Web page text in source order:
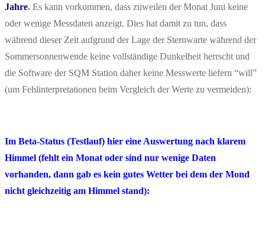
Jahre. Es kann vorkommen, dass zuweilen der Monat Juni keine
oder wenige Messdaten anzeigt. Dies hat damit zu tun, dass
während dieser Zeit aufgrund der Lage der Sternwarte während der
Sommersonnenwende keine vollständige Dunkelheit herrscht und
die Software der SQM Station daher keine Messwerte liefern “will”
(um Fehlinterpretationen beim Vergleich der Werte zu vermeiden):
Im Beta-Status (Testlauf) hier eine Auswertung nach klarem
Himmel (fehlt ein Monat oder sind nur wenige Daten
vorhanden, dann gab es kein gutes Wetter bei dem der Mond
nicht gleichzeitig am Himmel stand):